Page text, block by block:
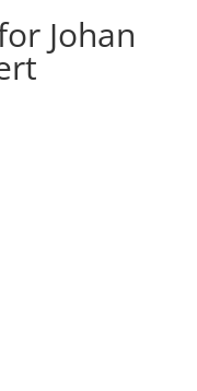
Johan